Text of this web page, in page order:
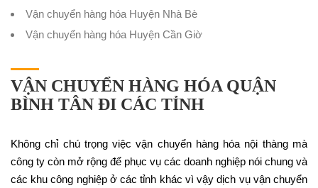
Vận chuyển hàng hóa Huyện Nhà Bè
Vận chuyển hàng hóa Huyện Cần Giờ
VẬN CHUYỂN HÀNG HÓA QUẬN
BÌNH TÂN ĐI CÁC TỈNH
Không chỉ chú trọng việc vận chuyển hàng hóa nội thàng mà
công ty còn mở rộng để phục vụ các doanh nghiệp nói chung và
các khu công nghiệp ở các tỉnh khác vì vậy dịch vụ vận chuyển